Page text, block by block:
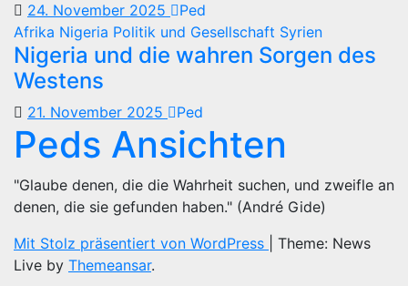
24. November 2025
Ped
Afrika Nigeria Politik und Gesellschaft Syrien
Nigeria und die wahren Sorgen des
Westens
21. November 2025 Ped
Peds Ansichten
"Glaube denen, die die Wahrheit suchen, und zweifle an
denen, die sie gefunden haben." (André Gide)
Mit Stolz präsentiert von WordPress
Theme: News
Live by Themeansar.